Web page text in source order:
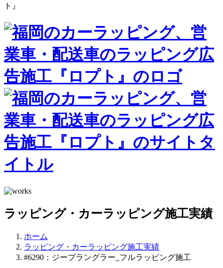
ト』
ラッピング・カーラッピング施工実績
ホーム
ラッピング・カーラッピング施工実績
#6290：ジープラングラー_フルラッピング施工